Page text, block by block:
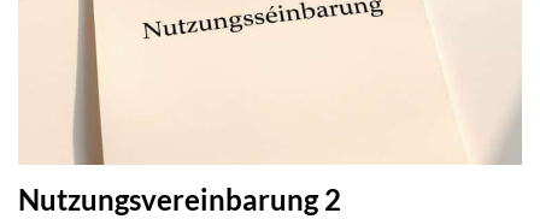
Nutzungsvereinbarung 2